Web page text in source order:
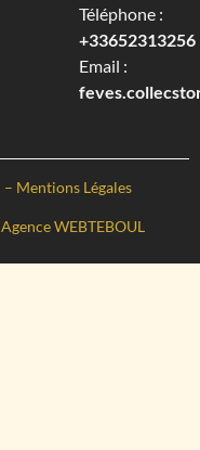
Téléphone :
+33652313256‬
Email :
– Mentions Légales
Agence WEBTEBOUL